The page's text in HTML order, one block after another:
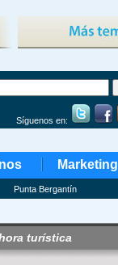
Síguenos en:
Marketing
Punta Bergantín
turística